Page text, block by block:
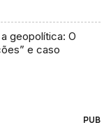
geopolítica: O
e caso
PUB